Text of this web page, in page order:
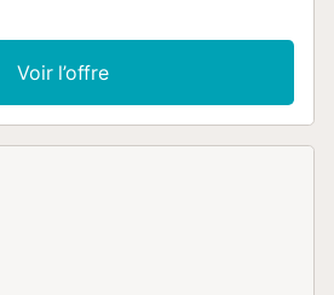
bidet/WC. Air-conditionné. Terrasse.
lave-linge, fer à repasser.
Voir l’offre